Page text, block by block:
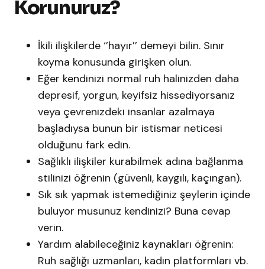
Korunuruz?
İkili ilişkilerde ‘’hayır’’ demeyi bilin. Sınır
koyma konusunda girişken olun.
Eğer kendinizi normal ruh halinizden daha
depresif, yorgun, keyifsiz hissediyorsanız
veya çevrenizdeki insanlar azalmaya
başladıysa bunun bir istismar neticesi
olduğunu fark edin.
Sağlıklı ilişkiler kurabilmek adına bağlanma
stilinizi öğrenin (güvenli, kaygılı, kaçıngan).
Sık sık yapmak istemediğiniz şeylerin içinde
buluyor musunuz kendinizi? Buna cevap
verin.
Yardım alabileceğiniz kaynakları öğrenin:
Ruh sağlığı uzmanları, kadın platformları vb.